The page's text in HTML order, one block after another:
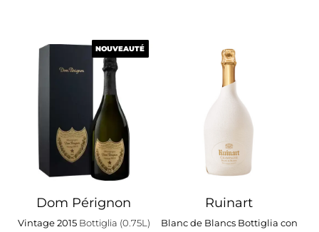
NOUVEAUTÉ
Dom Pérignon
Vintage 2015Bottiglia (0.75L)
NOUVEAUTÉ
Ruinart
Blanc de Blancs Bottiglia con